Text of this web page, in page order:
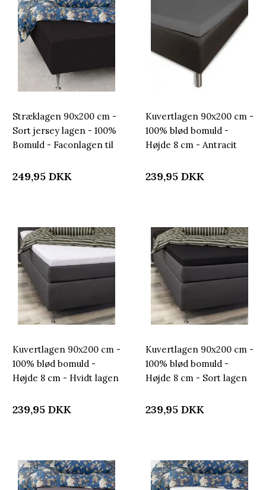
Stræklagen 90x200 cm -
Sort jersey lagen - 100%
Bomuld - Faconlagen til
249,95 DKK
Kuvertlagen 90x200 cm -
100% blød bomuld -
Højde 8 cm - Antracit
by Nordstrand Home
239,95 DKK
Kuvertlagen 90x200 cm -
100% blød bomuld -
Højde 8 cm - Hvidt lagen
Nordstrand Home
239,95 DKK
Kuvertlagen 90x200 cm -
100% blød bomuld -
Højde 8 cm - Sort lagen
Nordstrand Home
239,95 DKK